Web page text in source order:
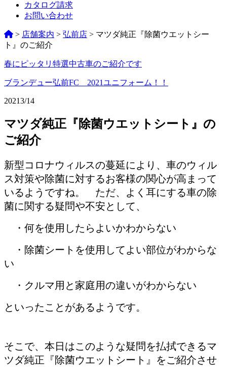
カタログ請求
お問い合わせ
> 店舗案内 > 弘前店 > マツダ純正『除菌ウエットシー
ト』のご紹介
ペ
ー
ジ
ー
シ
ョ
ン
%title
春にピッタリ特選中古車のご紹介です
ブランデュー弘前FC 2021ユニフォーム！！
20213/14
マツダ純正『除菌ウエットシート』の
ご紹介
新型コロナウィルスの蔓延により、車のウィル
ス対策や除菌に対するお客様の関心が高まって
いるようですね。 ただ、よく耳にする車の除
菌に関する疑問や不安として、
・何を使用したらよいかわからない
・除菌シートを使用してよい部位がわからな
い
・クルマ用と家庭用の違いがわからない
といったことがあるようです。
そこで、本日はこのような疑問を払拭できるマ
ツダ純正『除菌ウエットシート』をご紹介させ